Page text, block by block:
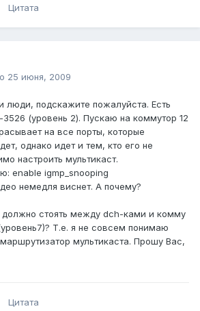
Цитата
25 июня, 2009
подскажите пожалуйста. Есть
(уровень 2). Пускаю на коммутор 12
на все порты, которые
однако идет и тем, кто его не
настроить мультикаст.
enable igmp_snooping
немедля виснет. А почему?
должно стоять между dch-ками и комму
Т.е. я не совсем понимаю
мультикаста. Прошу Вас,
Цитата